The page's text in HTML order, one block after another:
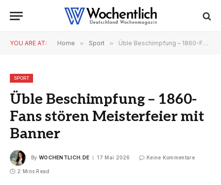
YOU ARE AT: Home » Sport » Üble Beschimpfung – 1860-Fans stören Meisterfeier mit Banner
SPORT
Üble Beschimpfung – 1860-
Fans stören Meisterfeier mit
Banner
By WOCHENTLICH.DE 17 Mai 2026 Keine Kommentare
2 Mins Read